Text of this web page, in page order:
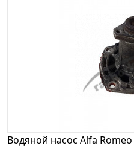
Водяной насос Alfa